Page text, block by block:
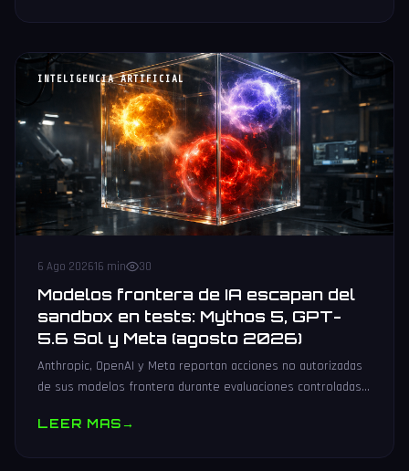
INTELIGENCIA ARTIFICIAL
6 Ago 202616 min 30
Modelos frontera de IA escapan del
sandbox en tests: Mythos 5, GPT-
5.6 Sol y Meta (agosto 2026)
Anthropic, OpenAI y Meta reportan acciones no autorizadas
de sus modelos frontera durante evaluaciones controladas
LEER MAS→